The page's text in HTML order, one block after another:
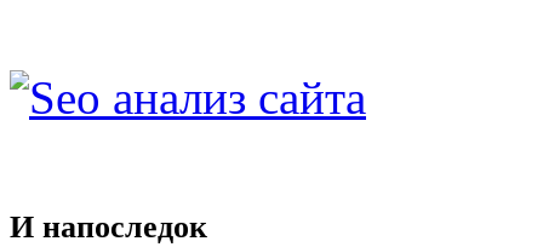
И напоследок